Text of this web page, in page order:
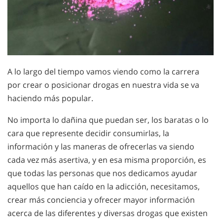
A lo largo del tiempo vamos viendo como la carrera
por crear o posicionar drogas en nuestra vida se va
haciendo más popular.
No importa lo dañina que puedan ser, los baratas o lo
cara que represente decidir consumirlas, la
información y las maneras de ofrecerlas va siendo
cada vez más asertiva, y en esa misma proporción, es
que todas las personas que nos dedicamos ayudar
aquellos que han caído en la adicción, necesitamos,
crear más conciencia y ofrecer mayor información
acerca de las diferentes y diversas drogas que existen